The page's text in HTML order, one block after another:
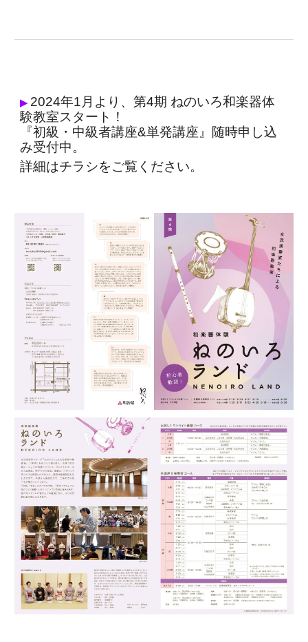
▶ 2024年1月より、第4期 ねのいろ和楽器体
験教室スタート！
『初級・中級者講座&単発講座』随時申し込
み受付中。
詳細はチラシをご覧ください。